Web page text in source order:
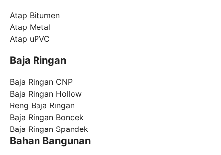
Atap Bitumen
Atap Metal
Atap uPVC
Baja Ringan
Baja Ringan CNP
Baja Ringan Hollow
Reng Baja Ringan
Baja Ringan Bondek
Baja Ringan Spandek
Bahan Bangunan